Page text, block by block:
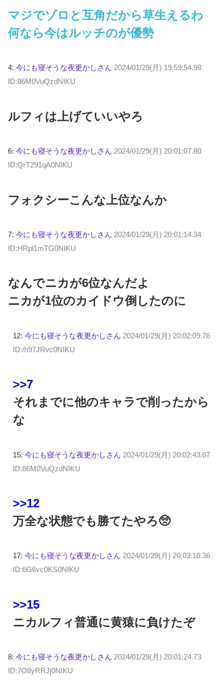
マジでゾロと互角だから草生えるわ
何なら今はルッチのが優勢
4: 今にも寝そうな夜更かしさん 2024/01/29(月) 19:59:54.98
ID:86M0VuQzdNIKU
ルフィは上げていいやろ
6: 今にも寝そうな夜更かしさん 2024/01/29(月) 20:01:07.80
ID:QrT291qA0NIKU
フォクシーこんな上位なんか
7: 今にも寝そうな夜更かしさん 2024/01/29(月) 20:01:14.34
ID:HRpl1mTG0NIKU
なんでニカが6位なんだよ
ニカが1位のカイドウ倒したのに
12: 今にも寝そうな夜更かしさん 2024/01/29(月) 20:02:09.76
ID:/h97JRvc0NIKU
>>7
それまでに他のキャラで削ったから
な
15: 今にも寝そうな夜更かしさん 2024/01/29(月) 20:02:43.67
ID:86M0VuQzdNIKU
>>12
万全な状態でも勝てたやろ🥺
17: 今にも寝そうな夜更かしさん 2024/01/29(月) 20:03:10.36
ID:6G6vc0KS0NIKU
>>15
ニカルフィ普通に黄猿に負けたぞ
8: 今にも寝そうな夜更かしさん 2024/01/29(月) 20:01:24.73
ID:7O8yRRJj0NIKU